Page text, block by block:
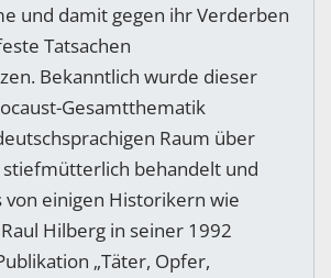
und damit gegen ihr Verderben
Tatsachen
Bekanntlich wurde dieser
Gesamtthematik
Raum über
stiefmütterlich behandelt und
von einigen Historikern wie
Hilberg in seiner 1992
„Täter, Opfer,